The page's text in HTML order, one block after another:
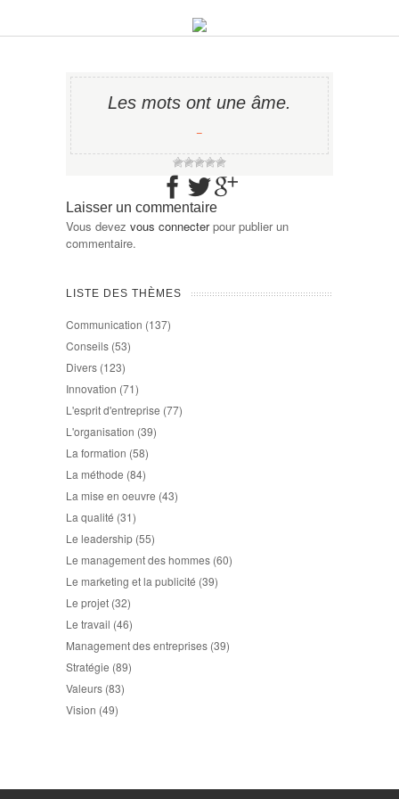
Les mots ont une âme.
−
Laisser un commentaire
Vous devez vous connecterpour publier un
commentaire.
LISTE DES THÈMES
Communication (137)
Conseils (53)
Divers (123)
Innovation (71)
L'esprit d'entreprise (77)
L'organisation (39)
La formation (58)
La méthode (84)
La mise en oeuvre (43)
La qualité (31)
Le leadership (55)
Le management des hommes (60)
Le marketing et la publicité (39)
Le projet (32)
Le travail (46)
Management des entreprises (39)
Stratégie (89)
Valeurs (83)
Vision (49)